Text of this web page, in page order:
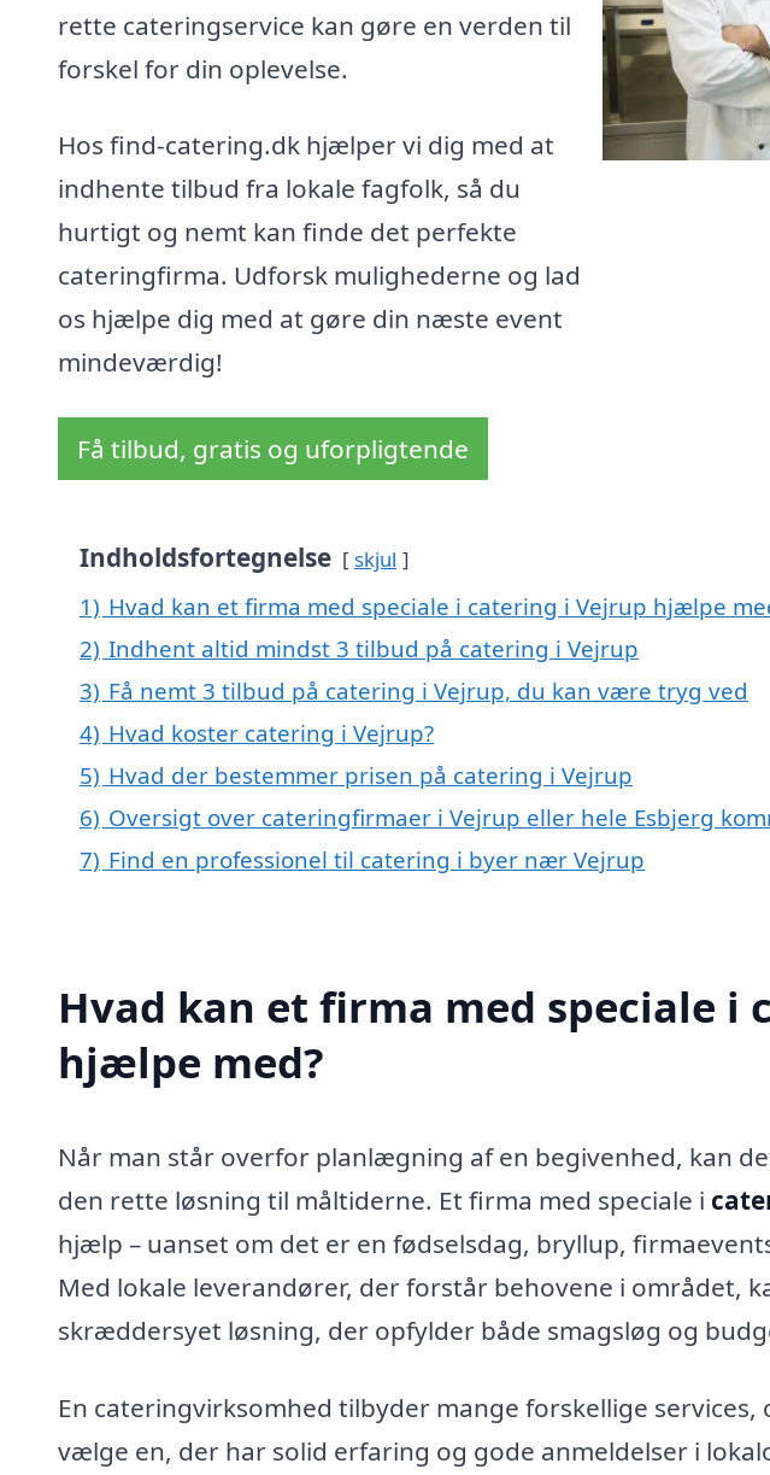
rette cateringservice kan gøre en verden til
forskel for din oplevelse.
Hos find-catering.dk hjælper vi dig med at
indhente tilbud fra lokale fagfolk, så du
hurtigt og nemt kan finde det perfekte
cateringfirma. Udforsk mulighederne og lad
os hjælpe dig med at gøre din næste event
mindeværdig!
Få tilbud, gratis og uforpligtende
Indholdsfortegnelse skjul
1) Hvad kan et firma med speciale i catering i Vejrup hjælpe
2) Indhent altid mindst 3 tilbud på catering i Vejrup
3) Få nemt 3 tilbud på catering i Vejrup, du kan være tryg ved
4) Hvad koster catering i Vejrup?
5) Hvad der bestemmer prisen på catering i Vejrup
6) Oversigt over cateringfirmaer i Vejrup eller hele Esbjerg
7) Find en professionel til catering i byer nær Vejrup
Hvad kan et firma med speciale i
hjælpe med?
Når man står overfor planlægning af en begivenhed, kan
den rette løsning til måltiderne. Et firma med speciale i
hjælp – uanset om det er en fødselsdag, bryllup,
Med lokale leverandører, der forstår behovene i området,
skræddersyet løsning, der opfylder både smagsløg og
En cateringvirksomhed tilbyder mange forskellige
vælge en, der har solid erfaring og gode anmeldelser i